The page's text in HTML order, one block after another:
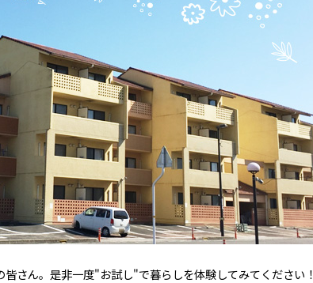
皆さん。是非一度"お試し"で暮らしを体験してみてください！